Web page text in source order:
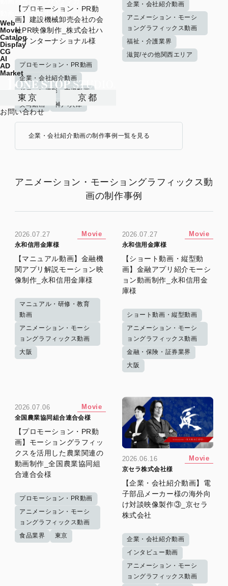
動画の最新技術ブログ
Web
Movie
Catalog
Display
CG
AI
AD
Market
東京 京都
お問い合わせ
【プロモーション・PR動
画】建設機械卸売会社の会
社PR映像制作_株式会社ハ
ナインターナショナル様
プロモーション・PR動画
企業・会社紹介動画
ドローン撮影・空撮動画
実写動画
神戸/兵庫
企業・会社紹介動画
アニメーション・モーシ
ョングラフィックス動画
福祉・介護業界
滋賀/その他関西エリア
企業・会社紹介動画の制作事例一覧を見る
アニメーション・モーショングラフィックス動
画の制作事例
2026.07.27 Movie
永和信用金庫様
【マニュアル動画】金融機
関アプリ解説モーション映
像制作_永和信用金庫様
マニュアル・研修・教育
動画
アニメーション・モーシ
ョングラフィックス動画
大阪
2026.07.27 Movie
永和信用金庫様
【ショート動画・縦型動
画】金融アプリ紹介モーシ
ョン動画制作_永和信用金
庫様
ショート動画・縦型動画
アニメーション・モーシ
ョングラフィックス動画
金融・保険・証券業界
大阪
2026.07.06 Movie
全国農業協同組合連合会様
【プロモーション・PR動
画】モーショングラフィッ
クスを活用した農業関連の
動画制作_全国農業協同組
合連合会様
プロモーション・PR動画
アニメーション・モーシ
ョングラフィックス動画
食品業界
東京
2026.06.16 Movie
京セラ株式会社様
【企業・会社紹介動画】電
子部品メーカー様の海外向
け対談映像製作③_京セラ
株式会社
企業・会社紹介動画
インタビュー動画
アニメーション・モーシ
ョングラフィックス動画